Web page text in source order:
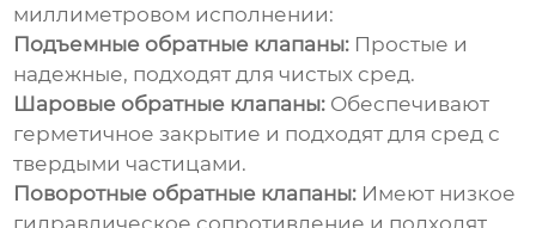
миллиметровом исполнении:
Подъемные обратные клапаны: Простые и
надежные, подходят для чистых сред.
Шаровые обратные клапаны: Обеспечивают
герметичное закрытие и подходят для сред с
твердыми частицами.
Поворотные обратные клапаны: Имеют низкое